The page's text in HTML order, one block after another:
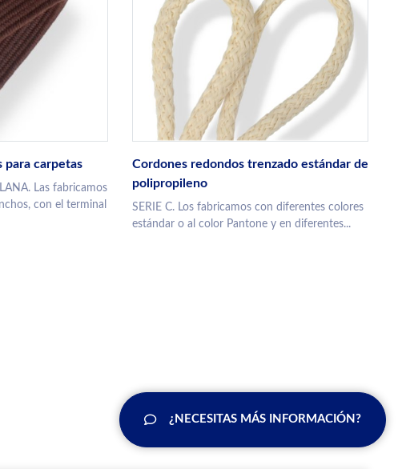
para carpetas
Las fabricamos
con el terminal
Cordones redondos trenzado estándar de
polipropileno
SERIE C. Los fabricamos con diferentes colores
estándar o al color Pantone y en diferentes...
¿NECESITAS MÁS INFORMACIÓN?